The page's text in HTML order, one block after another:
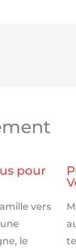
pour
vers
le